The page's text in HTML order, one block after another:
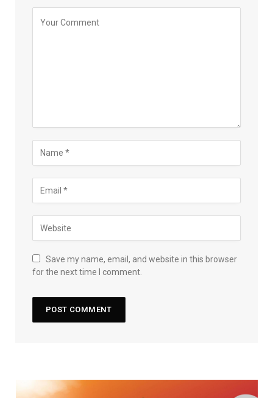
Save my name, email, and website in this browser
for the next time I comment.